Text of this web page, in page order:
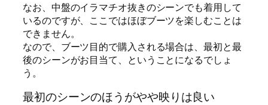
なお、中盤のイラマチオ抜きのシーンでも着用して
いるのですが、ここではほぼブーツを楽しむことは
できません。
なので、ブーツ目的で購入される場合は、最初と最
後のシーンがお目当て、ということになるでしょ
う。
最初のシーンのほうがやや映りは良い